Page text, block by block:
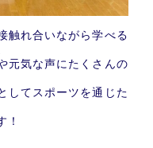
触れ合いながら学べる
元気な声にたくさんの
してスポーツを通じた
！